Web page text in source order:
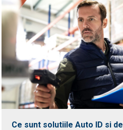
Ce sunt solutiile Auto ID si de